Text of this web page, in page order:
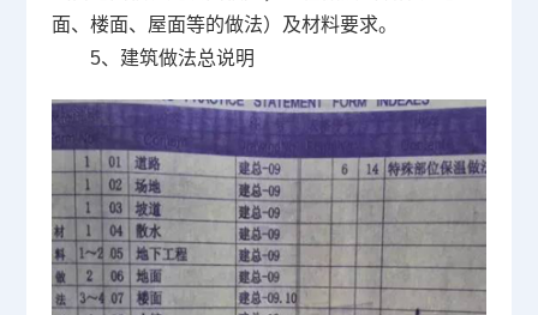
面、楼面、屋面等的做法）及材料要求。
5、建筑做法总说明